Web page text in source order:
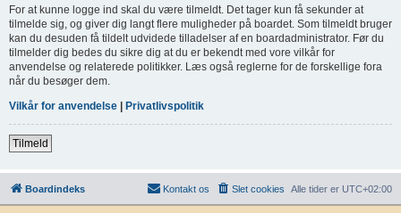
For at kunne logge ind skal du være tilmeldt. Det tager kun få sekunder at
tilmelde sig, og giver dig langt flere muligheder på boardet. Som tilmeldt bruger
kan du desuden få tildelt udvidede tilladelser af en boardadministrator. Før du
tilmelder dig bedes du sikre dig at du er bekendt med vore vilkår for
anvendelse og relaterede politikker. Læs også reglerne for de forskellige fora
når du besøger dem.
Vilkår for anvendelse
Privatlivspolitik
Tilmeld
Boardindeks Alle tider er UTC+02:00
Slet cookies
Kontakt os